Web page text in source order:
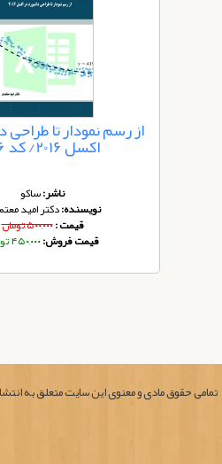
از رسم نمودار تا
اکسل 2016/ کد 226
ناشر:ساکو
نویسنده:دکتر امید
قیمت :۵۰۰,۰۰۰ تومان
قیمت فروش:۴۵۰,۰۰۰ تومان
تمامی حقوق مادی و معنوی این سایت متعلق به